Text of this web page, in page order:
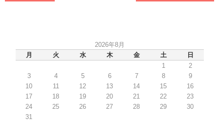
2026年8月
月
火 水 木 金 土
日
1
2
3
4 5 6 7 8
9
10
11 12 13 14 15
16
17
18 19 20 21 22
23
24
25 26 27 28 29
30
31